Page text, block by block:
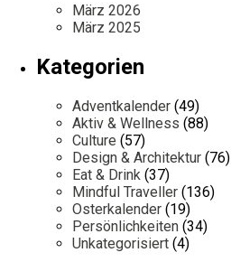
März 2026
März 2025
Kategorien
Adventkalender (49)
Aktiv & Wellness (88)
Culture (57)
Design & Architektur (76)
Eat & Drink (37)
Mindful Traveller (136)
Osterkalender (19)
Persönlichkeiten (34)
Unkategorisiert (4)